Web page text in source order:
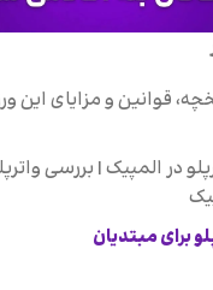
قوانین و مزایای
در المپیک | بررسی
برای مبتدیان